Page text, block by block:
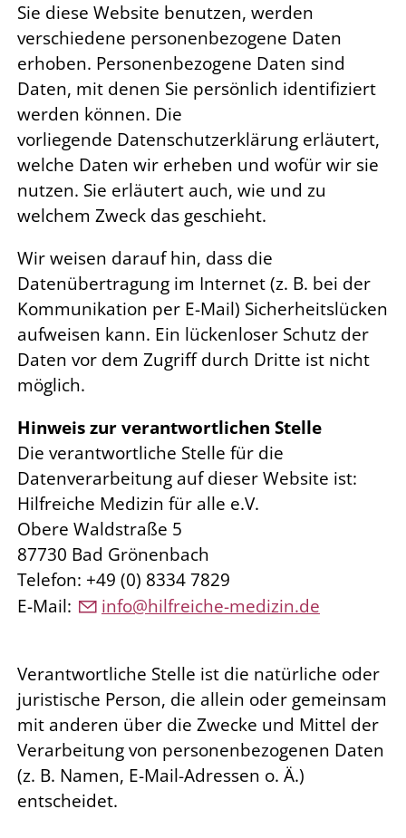
Sie diese Website benutzen, werden
verschiedene personenbezogene Daten
erhoben. Personenbezogene Daten sind
Daten, mit denen Sie persönlich identifiziert
werden können. Die
vorliegende Datenschutzerklärung erläutert,
welche Daten wir erheben und wofür wir sie
nutzen. Sie erläutert auch, wie und zu
welchem Zweck das geschieht.
Wir weisen darauf hin, dass die
Datenübertragung im Internet (z. B. bei der
Kommunikation per E-Mail) Sicherheitslücken
aufweisen kann. Ein lückenloser Schutz der
Daten vor dem Zugriff durch Dritte ist nicht
möglich.
Hinweis zur verantwortlichen Stelle
Die verantwortliche Stelle für die
Datenverarbeitung auf dieser Website ist:
Hilfreiche Medizin für alle e.V.
Obere Waldstraße 5
87730 Bad Grönenbach
Telefon: +49 (0) 8334 7829
E-Mail:
nf h lfr ch -m d z n d
Verantwortliche Stelle ist die natürliche oder
juristische Person, die allein oder gemeinsam
mit anderen über die Zwecke und Mittel der
Verarbeitung von personenbezogenen Daten
(z. B. Namen, E-Mail-Adressen o. Ä.)
entscheidet.